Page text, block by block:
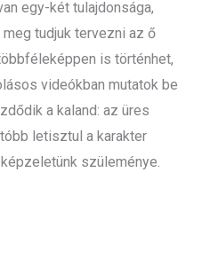
egy-két tulajdonsága,
meg tudjuk tervezni az ő
is történhet,
videókban mutatok be
a kaland: az üres
letisztul a karakter
szüleménye.